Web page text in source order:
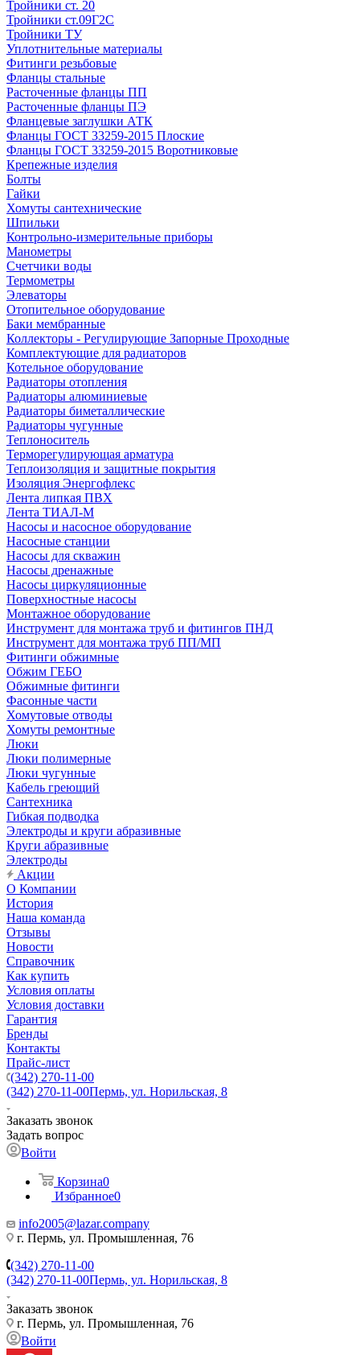
Тройники ст. 20
Тройники ст.09Г2С
Тройники ТУ
Уплотнительные материалы
Фитинги резьбовые
Фланцы стальные
Расточенные фланцы ПП
Расточенные фланцы ПЭ
Фланцевые заглушки АТК
Фланцы ГОСТ 33259-2015 Плоские
Фланцы ГОСТ 33259-2015 Воротниковые
Крепежные изделия
Болты
Гайки
Хомуты сантехнические
Шпильки
Контрольно-измерительные приборы
Манометры
Счетчики воды
Термометры
Элеваторы
Отопительное оборудование
Баки мембранные
Коллекторы - Регулирующие Запорные Проходные
Комплектующие для радиаторов
Котельное оборудование
Радиаторы отопления
Радиаторы алюминиевые
Радиаторы биметаллические
Радиаторы чугунные
Теплоноситель
Терморегулирующая арматура
Теплоизоляция и защитные покрытия
Изоляция Энергофлекс
Лента липкая ПВХ
Лента ТИАЛ-М
Насосы и насосное оборудование
Насосные станции
Насосы для скважин
Насосы дренажные
Насосы циркуляционные
Поверхностные насосы
Монтажное оборудование
Инструмент для монтажа труб и фитингов ПНД
Инструмент для монтажа труб ПП/МП
Фитинги обжимные
Обжим ГЕБО
Обжимные фитинги
Фасонные части
Хомутовые отводы
Хомуты ремонтные
Люки
Люки полимерные
Люки чугунные
Кабель греющий
Сантехника
Гибкая подводка
Электроды и круги абразивные
Круги абразивные
Электроды
Акции
О Компании
История
Наша команда
Отзывы
Новости
Справочник
Как купить
Условия оплаты
Условия доставки
Гарантия
Бренды
Контакты
Прайс-лист
(342) 270-11-00
(342) 270-11-00Пермь, ул. Норильская, 8
Заказать звонок
Задать вопрос
Войти
Корзина0
Избранное0
info2005@lazar.company
г. Пермь, ул. Промышленная, 76
(342) 270-11-00
(342) 270-11-00Пермь, ул. Норильская, 8
Заказать звонок
г. Пермь, ул. Промышленная, 76
Войти